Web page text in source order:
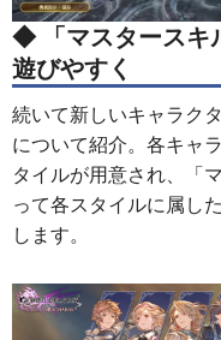
◆ 「マスタースキ
遊びやすく
続いて新しいキャラク
について紹介。各キャ
タイルが用意され、「
って各スタイルに属し
します。